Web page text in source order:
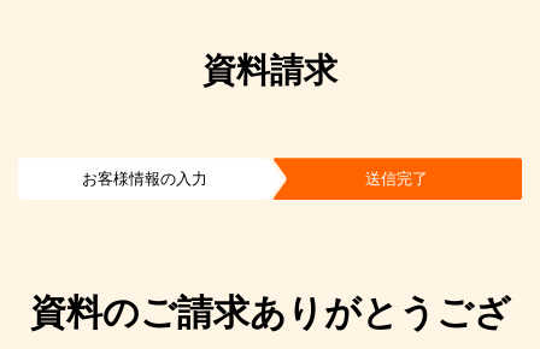
資料請求
お客様情報の入力 送信完了
資料のご請求ありがとうござ